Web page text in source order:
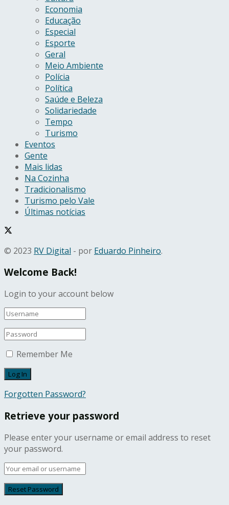
Economia
Educação
Especial
Esporte
Geral
Meio Ambiente
Polícia
Política
Saúde e Beleza
Solidariedade
Tempo
Turismo
Eventos
Gente
Mais lidas
Na Cozinha
Tradicionalismo
Turismo pelo Vale
Últimas notícias
© 2023 RV Digital - por Eduardo Pinheiro.
Welcome Back!
Login to your account below
Remember Me
Forgotten Password?
Retrieve your password
Please enter your username or email address to reset
your password.